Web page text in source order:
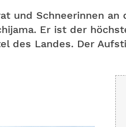
und Schneerinnen
Er ist der
des Landes. Der